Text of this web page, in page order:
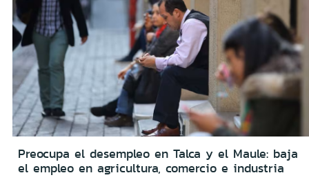
Preocupa el desempleo en Talca y el Maule: baja
el empleo en agricultura, comercio e industria